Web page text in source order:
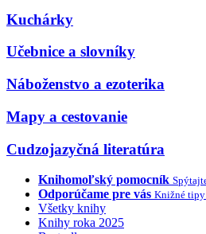
Kuchárky
Učebnice a slovníky
Náboženstvo a ezoterika
Mapy a cestovanie
Cudzojazyčná literatúra
Knihomoľský pomocník
Odporúčame pre vás Knižné tipy
Všetky knihy
Knihy roka 2025